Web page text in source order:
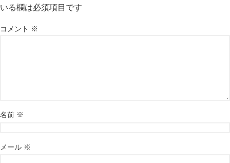
いる欄は必須項目です
コメント ※
名前 ※
メール ※